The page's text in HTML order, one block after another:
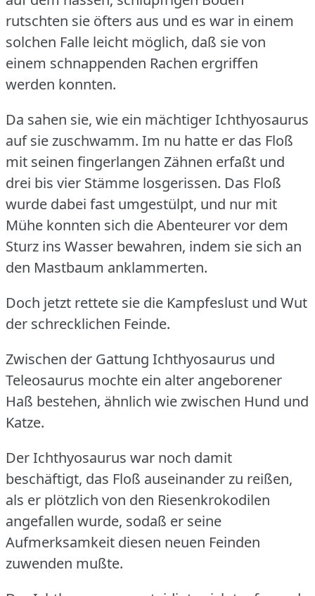
rutschten sie öfters aus und es war in einem
solchen Falle leicht möglich, daß sie von
einem schnappenden Rachen ergriffen
werden konnten.
Da sahen sie, wie ein mächtiger Ichthyosaurus
auf sie zuschwamm. Im nu hatte er das Floß
mit seinen fingerlangen Zähnen erfaßt und
drei bis vier Stämme losgerissen. Das Floß
wurde dabei fast umgestülpt, und nur mit
Mühe konnten sich die Abenteurer vor dem
Sturz ins Wasser bewahren, indem sie sich an
den Mastbaum anklammerten.
Doch jetzt rettete sie die Kampfeslust und Wut
der schrecklichen Feinde.
Zwischen der Gattung Ichthyosaurus und
Teleosaurus mochte ein alter angeborener
Haß bestehen, ähnlich wie zwischen Hund und
Katze.
Der Ichthyosaurus war noch damit
beschäftigt, das Floß auseinander zu reißen,
als er plötzlich von den Riesenkrokodilen
angefallen wurde, sodaß er seine
Aufmerksamkeit diesen neuen Feinden
zuwenden mußte.